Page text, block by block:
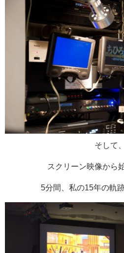
そして、
スクリーン映像から
5分間、私の15年の軌